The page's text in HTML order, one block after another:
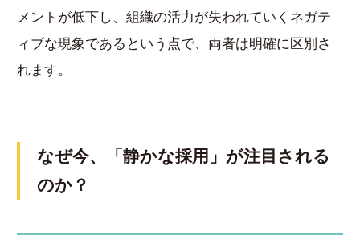
メントが低下し、組織の活力が失われていくネガテ
ィブな現象であるという点で、両者は明確に区別さ
れます。
なぜ今、「静かな採用」が注目される
のか？